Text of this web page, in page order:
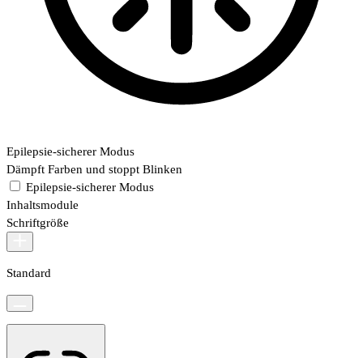
Epilepsie-sicherer Modus
Dämpft Farben und stoppt Blinken
Epilepsie-sicherer Modus
Inhaltsmodule
Schriftgröße
Standard